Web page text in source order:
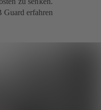
Guard erfahren